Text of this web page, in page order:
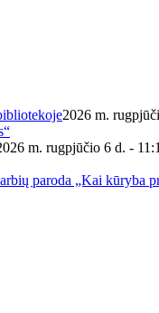
2026 m.
m. rugpjūčio 6 d. -
paroda „Kai kūryba